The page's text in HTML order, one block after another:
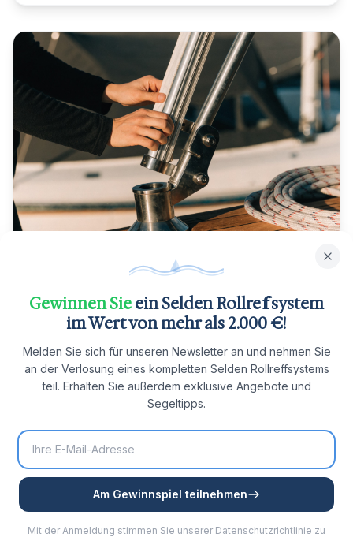
Warum sich die Genua nicht ins
Vorstagprofil einführen lässt, und was
wirklich hilft
Die Genua klemmt beim Hissen einen Meter über Deck
im Profil? Das steckt wirklich hinter Vorfeeder, Keder
und Nut, und die Lösungen, die helfen, bevor Sie
Gewinnen Sieein Selden Rollreffsystem
im Wert von mehr als 2.000 €!
Melden Sie sich für unseren Newsletter an und nehmen Sie
an der Verlosung eines kompletten Selden Rollreffsystems
teil. Erhalten Sie außerdem exklusive Angebote und
Segeltipps.
Am Gewinnspiel teilnehmen
Mit der Anmeldung stimmen Sie unserer Datenschutzrichtlinie zu